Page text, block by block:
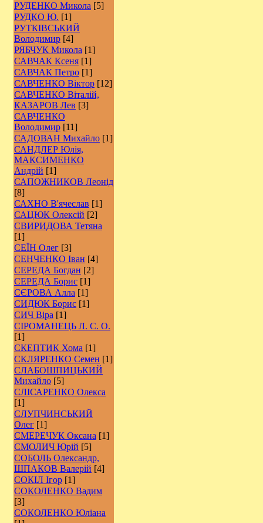
РУДЕНКО Микола [5]
РУДКО Ю. [1]
РУТКІВСЬКИЙ
Володимир [4]
РЯБЧУК Микола [1]
САВЧАК Ксеня [1]
САВЧАК Петро [1]
САВЧЕНКО Віктор [12]
САВЧЕНКО Віталій,
КАЗАРОВ Лев [3]
САВЧЕНКО
Володимир [11]
САДОВАН Михайло [1]
САНДЛЕР Юлія,
МАКСИМЕНКО
Андрій [1]
САПОЖНИКОВ Леонід
[8]
САХНО В'ячеслав [1]
САЦЮК Олексій [2]
СВИРИДОВА Тетяна
[1]
СЕЇН Олег [3]
СЕНЧЕНКО Іван [4]
СЕРЕДА Богдан [2]
СЕРЕДА Борис [1]
СЄРОВА Алла [1]
СИДЮК Борис [1]
СИЧ Віра [1]
СІРОМАНЕЦЬ Л. С. О.
[1]
СКЕПТИК Хома [1]
СКЛЯРЕНКО Семен [1]
СЛАБОШПИЦЬКИЙ
Михайло [5]
СЛІСАРЕНКО Олекса
[1]
СЛУПЧИНСЬКИЙ
Олег [1]
СМЕРЕЧУК Оксана [1]
СМОЛИЧ Юрій [5]
СОБОЛЬ Олександр,
ШПАКОВ Валерій [4]
СОКІЛ Ігор [1]
СОКОЛЕНКО Вадим
[3]
СОКОЛЕНКО Юліана